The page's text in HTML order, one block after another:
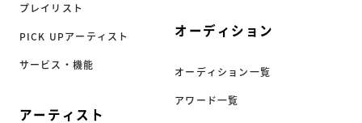
プレイリスト
PICK UPアーティスト
サービス・機能
アーティスト
オーディション
オーディション一覧
アワード一覧